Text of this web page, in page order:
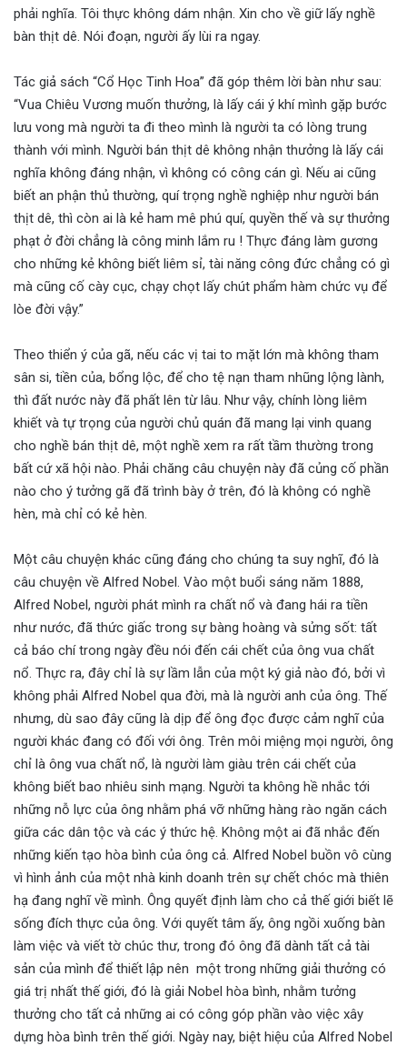
phải nghĩa. Tôi thực không dám nhận. Xin cho về giữ lấy nghề
bàn thịt dê. Nói đoạn, người ấy lùi ra ngay.
Tác giả sách “Cổ Học Tinh Hoa” đã góp thêm lời bàn như sau:
“Vua Chiêu Vương muốn thưởng, là lấy cái ý khí mình gặp bước
lưu vong mà người ta đi theo mình là người ta có lòng trung
thành với mình. Người bán thịt dê không nhận thưởng là lấy cái
nghĩa không đáng nhận, vì không có công cán gì. Nếu ai cũng
biết an phận thủ thường, quí trọng nghề nghiệp như người bán
thịt dê, thì còn ai là kẻ ham mê phú quí, quyền thế và sự thưởng
phạt ở đời chẳng là công minh lắm ru ! Thực đáng làm gương
cho những kẻ không biết liêm sỉ, tài năng công đức chẳng có gì
mà cũng cố cày cục, chạy chọt lấy chút phẩm hàm chức vụ để
lòe đời vậy.”
Theo thiển ý của gã, nếu các vị tai to mặt lớn mà không tham
sân si, tiền của, bổng lộc, để cho tệ nạn tham nhũng lộng lành,
thì đất nước này đã phất lên từ lâu. Như vậy, chính lòng liêm
khiết và tự trọng của người chủ quán đã mang lại vinh quang
cho nghề bán thịt dê, một nghề xem ra rất tầm thường trong
bất cứ xã hội nào. Phải chăng câu chuyện này đã củng cố phần
nào cho ý tưởng gã đã trình bày ở trên, đó là không có nghề
hèn, mà chỉ có kẻ hèn.
Một câu chuyện khác cũng đáng cho chúng ta suy nghĩ, đó là
câu chuyện về Alfred Nobel. Vào một buổi sáng năm 1888,
Alfred Nobel, người phát mình ra chất nổ và đang hái ra tiền
như nước, đã thức giấc trong sự bàng hoàng và sửng sốt: tất
cả báo chí trong ngày đều nói đến cái chết của ông vua chất
nổ. Thực ra, đây chỉ là sự lầm lẫn của một ký giả nào đó, bởi vì
không phải Alfred Nobel qua đời, mà là người anh của ông. Thế
nhưng, dù sao đây cũng là dịp để ông đọc được cảm nghĩ của
người khác đang có đối với ông. Trên môi miệng mọi người, ông
chỉ là ông vua chất nổ, là người làm giàu trên cái chết của
không biết bao nhiêu sinh mạng. Người ta không hề nhắc tới
những nỗ lực của ông nhằm phá vỡ những hàng rào ngăn cách
giữa các dân tộc và các ý thức hệ. Không một ai đã nhắc đến
những kiến tạo hòa bình của ông cả. Alfred Nobel buồn vô cùng
vì hình ảnh của một nhà kinh doanh trên sự chết chóc mà thiên
hạ đang nghĩ về mình. Ông quyết định làm cho cả thế giới biết lẽ
sống đích thực của ông. Với quyết tâm ấy, ông ngồi xuống bàn
làm việc và viết tờ chúc thư, trong đó ông đã dành tất cả tài
sản của mình để thiết lập nên một trong những giải thưởng có
giá trị nhất thế giới, đó là giải Nobel hòa bình, nhằm tưởng
thưởng cho tất cả những ai có công góp phần vào việc xây
dựng hòa bình trên thế giới. Ngày nay, biệt hiệu của Alfred Nobel